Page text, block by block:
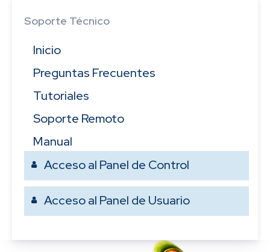
Soporte Técnico
Inicio
Preguntas Frecuentes
Tutoriales
Soporte Remoto
Manual
Acceso al Panel de Control
Acceso al Panel de Usuario